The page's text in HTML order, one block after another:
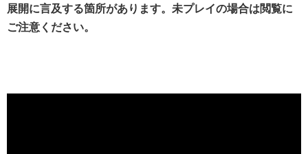
展開に言及する箇所があります。未プレイの場合は閲覧に
ご注意ください。